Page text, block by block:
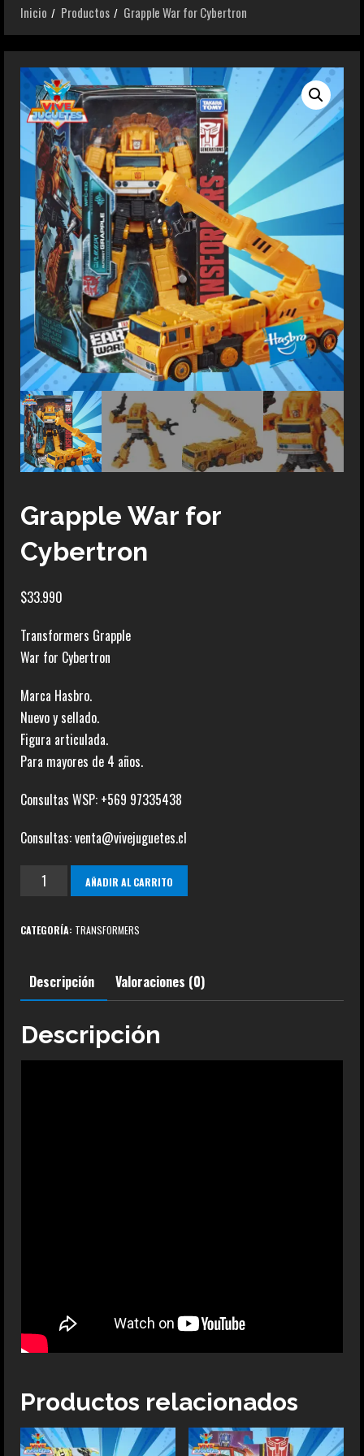
Inicio
Productos Grapple War for Cybertron
Grapple War for
Cybertron
$33.990
Transformers Grapple
War for Cybertron
Marca Hasbro.
Nuevo y sellado.
Figura articulada.
Para mayores de 4 años.
Consultas WSP: +569 97335438
Consultas: venta@vivejuguetes.cl
Grapple
Cybertron
AÑADIR AL CARRITO
CATEGORÍA: TRANSFORMERS
Descripción Valoraciones (0)
Descripción
Productos relacionados